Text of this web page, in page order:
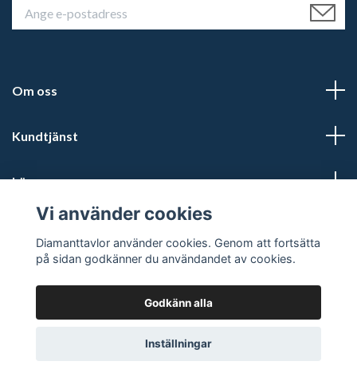
Om oss
Kundtjänst
Läs mer
© 2026 Diamanttavlor
Vi använder cookies
Diamanttavlor använder cookies. Genom att fortsätta
på sidan godkänner du användandet av cookies.
Godkänn alla
Inställningar